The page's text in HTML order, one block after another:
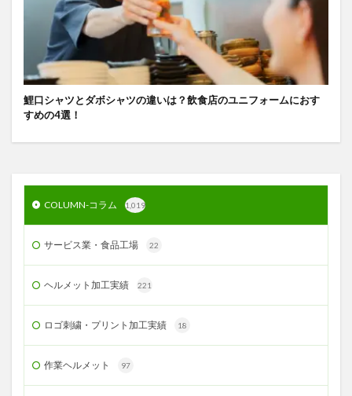
鯉口シャツとダボシャツの違いは？飲食店のユニフォームにおす
すめの4選！
COLUMN-コラム 1,019
サービス業・食品工場 22
ヘルメット加工実績 221
ロゴ刺繍・プリント加工実績 18
作業ヘルメット 97